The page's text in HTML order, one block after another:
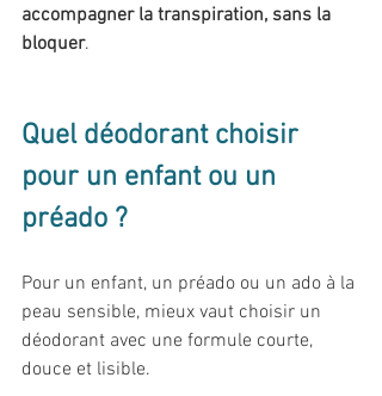
accompagner la transpiration, sans la
bloquer.
Quel déodorant choisir
pour un enfant ou un
préado ?
Pour un enfant, un préado ou un ado à la
peau sensible, mieux vaut choisir un
déodorant avec une formule courte,
douce et lisible.